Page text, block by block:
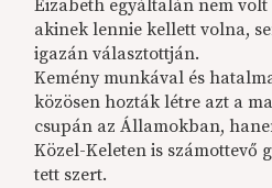
Eizabeth egyáltalán nem
akinek lennie kellett volna,
igazán választottján.
Kemény munkával és
közösen hozták létre azt a
csupán az Államokban,
Közel-Keleten is számottevő
tett szert.